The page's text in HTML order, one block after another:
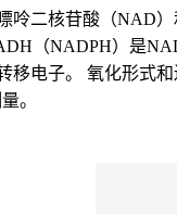
呤二核苷酸（NAD
（NADPH）是
电子。 氧化形式
。